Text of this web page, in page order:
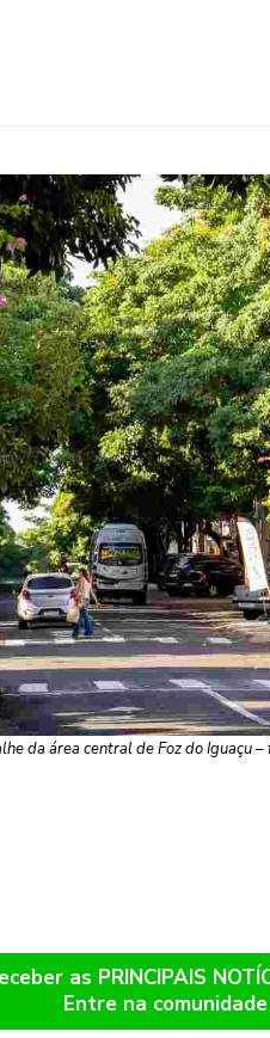
da área central de Foz do Iguaçu
as PRINCIPAIS
Entre na